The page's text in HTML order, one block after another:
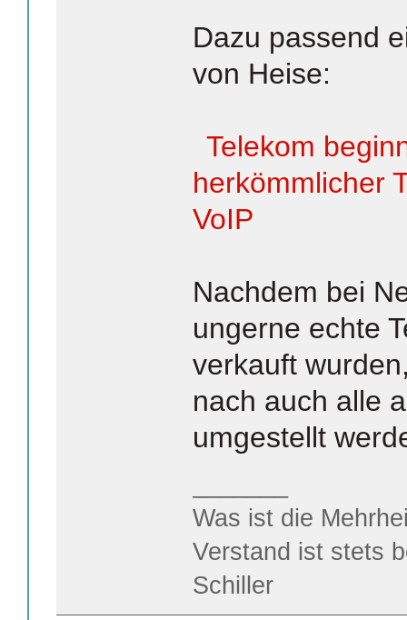
Dazu passend
von Heise:
Telekom
herkömmlicher
VoIP
Nachdem bei
ungerne echte
verkauft
nach auch alle
umgestellt
Was ist die
Verstand ist stets
Schiller